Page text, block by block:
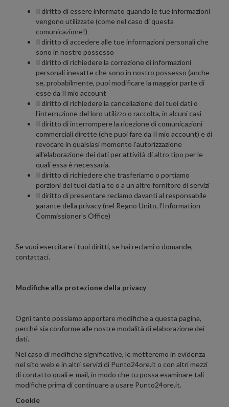
Il diritto di essere informato quando le tue informazioni
vengono utilizzate (come nel caso di questa
comunicazione!)
Il diritto di accedere alle tue informazioni personali che
sono in nostro possesso
Il diritto di richiedere la correzione di informazioni
personali inesatte che sono in nostro possesso (anche
se, probabilmente, puoi modificare la maggior parte di
esse da Il mio account
Il diritto di richiedere la cancellazione dei tuoi dati o
l'interruzione del loro utilizzo o raccolta, in alcuni casi
Il diritto di interrompere la ricezione di comunicazioni
commerciali dirette (che puoi fare da Il mio account) e di
revocare in qualsiasi momento l'autorizzazione
all'elaborazione dei dati per attività di altro tipo per le
quali essa è necessaria.
Il diritto di richiedere che trasferiamo o portiamo
porzioni dei tuoi dati a te o a un altro fornitore di servizi
Il diritto di presentare reclamo davanti al responsabile
garante della privacy (nel Regno Unito, l'Information
Commissioner's Office)
Se vuoi esercitare i tuoi diritti, se hai reclami o domande,
contattaci.
Modifiche alla protezione della privacy
Ogni tanto possiamo apportare modifiche a questa pagina,
perché sia conforme alle nostre modalità di elaborazione dei
dati.
Nel caso di modifiche significative, le metteremo in evidenza
nel sito web e in altri servizi di Punto24ore.it o con altri mezzi
di contatto quali e-mail, in modo che tu possa esaminare tali
modifiche prima di continuare a usare Punto24ore.it.
Cookie